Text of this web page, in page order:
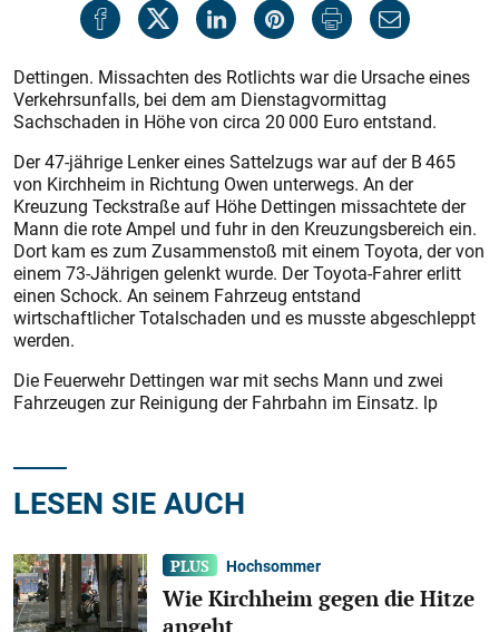
Dettingen. Missachten des Rotlichts war die Ursache eines
Verkehrsunfalls, bei dem am Dienstagvormittag
Sachschaden in Höhe von circa 20 000 Euro entstand.
Der 47-jährige Lenker eines Sattelzugs war auf der B 465
von Kirchheim in Richtung Owen unterwegs. An der
Kreuzung Teckstraße auf Höhe Dettingen missachtete der
Mann die rote Ampel und fuhr in den Kreuzungsbereich ein.
Dort kam es zum Zusammenstoß mit einem Toyota, der von
einem 73-Jährigen gelenkt wurde. Der Toyota-Fahrer erlitt
einen Schock. An seinem Fahrzeug entstand
wirtschaftlicher Totalschaden und es musste abgeschleppt
werden.
Die Feuerwehr Dettingen war mit sechs Mann und zwei
Fahrzeugen zur Reinigung der Fahrbahn im Einsatz. lp
LESEN SIE AUCH
Hochsommer
Wie Kirchheim gegen die Hitze